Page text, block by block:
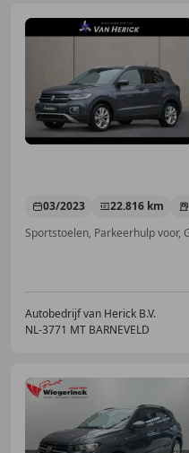
03/2023 22.816 km
Autobedrijf van Herick B.V.
NL-3771 MT BARNEVELD